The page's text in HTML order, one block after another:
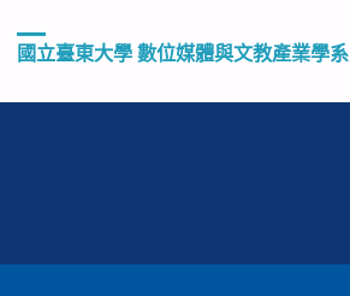
國立臺東大學 數位媒體與文教產業學系